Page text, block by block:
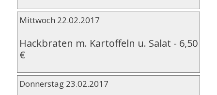
Mittwoch 22.02.2017
Hackbraten m. Kartoffeln u. Salat - 6,50
€
Donnerstag 23.02.2017